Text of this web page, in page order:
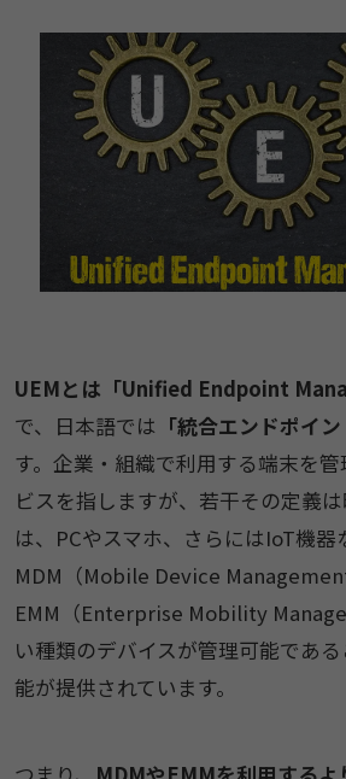
UEMとは「Unified Endpoint
で、日本語では 「統合エンドポイン
す。企業・組織で利用する端末を
ビスを指しますが、若干その定義
は、PCやスマホ、さらにはIoT機器
MDM（Mobile Device
EMM（Enterprise Mobility
い種類のデバイスが管理可能であ
能が提供されています。